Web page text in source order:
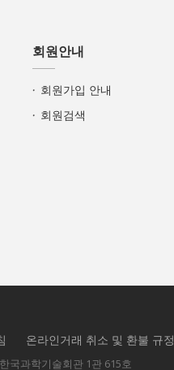
회원안내
회원가입 안내
회원검색
온라인거래 취소 및 환불 규정
국과학기술회관 1관 615호